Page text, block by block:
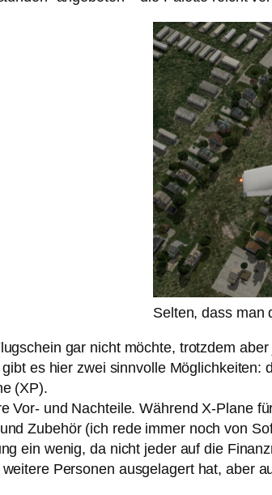
Selten, dass
gar nicht möchte, trotzdem
es hier zwei sinnvolle
(XP).
Vor- und Nachteile. Während X-Plane
Zubehör (ich rede immer noch von
ein wenig, da nicht jeder auf die
Personen ausgelagert hat, aber